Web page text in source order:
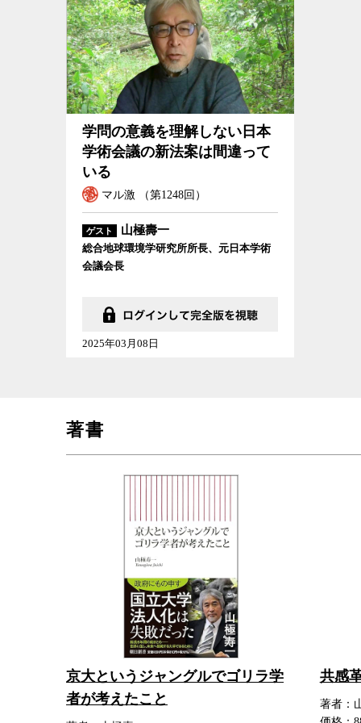
学問の意義を理解しない日本
学術会議の新法案は間違って
いる
マル激 （第1248回）
ゲスト 山極壽一
総合地球環境学研究所所長、元日本学術
会議会長
2025年03月08日
著書
京大というジャングルでゴリラ学
者が考えたこと
共感
著者：